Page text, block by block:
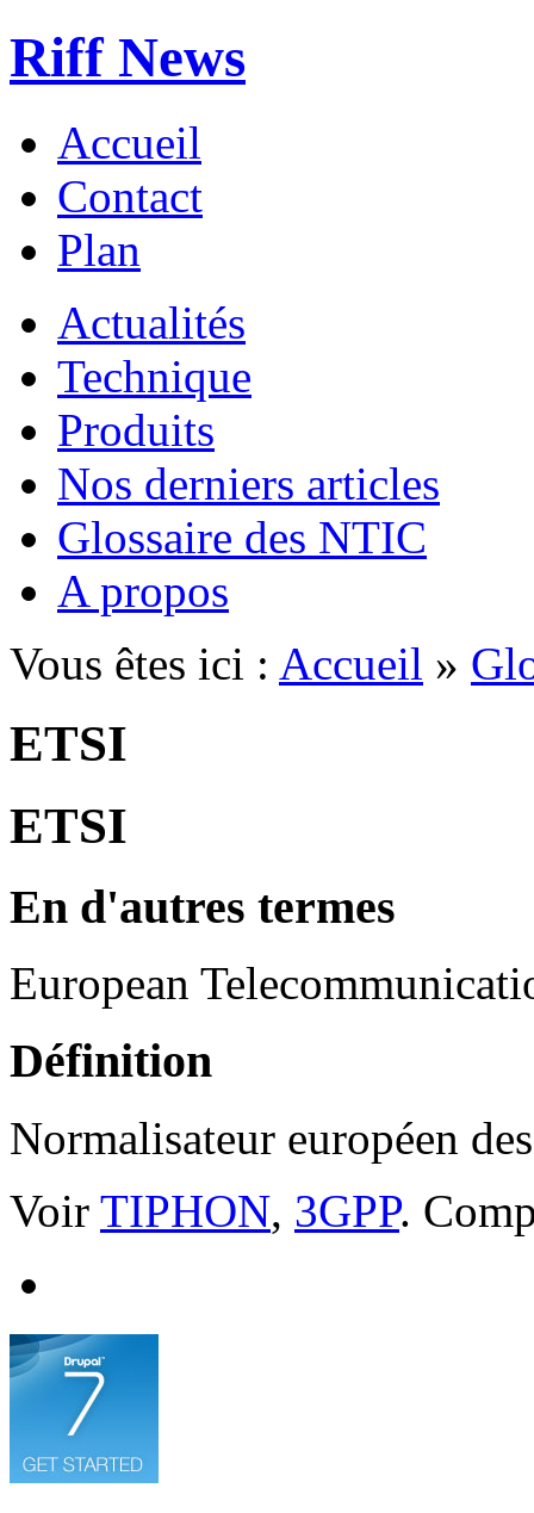
Riff News
Accueil
Contact
Plan
Actualités
Technique
Produits
Nos derniers articles
Glossaire des NTIC
A propos
Vous êtes ici : Accueil »
ETSI
ETSI
En d'autres termes
European
Définition
Normalisateur européen
Voir TIPHON, 3GPP.